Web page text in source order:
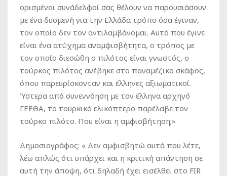
ορισμένοι συνάδελφοί σας θέλουν να παρουσιάσουν
με ένα δυσμενή για την Ελλάδα τρόπο όσα έγιναν,
τον οποίο δεν τον αντιλαμβάνομαι. Αυτό που έγινε
είναι ένα ατύχημα αναμφισβήτητα, ο τρόπος με
τον οποίο διεσώθη ο πιλότος είναι γνωστός, ο
τούρκος πιλότος ανέβηκε στο παναμέζικο σκάφος,
όπου παρευρίσκονταν και έλληνες αξιωματικοί.
Ύστερα από συνεννόηση με τον έλληνα αρχηγό
ΓΕΕΘΑ, το τουρκικό ελικόπτερο παρέλαβε τον
τούρκο πιλότο. Που είναι η αμφισβήτηση;»
Δημοσιογράφος: « Δεν αμφισβητώ αυτά που λέτε,
λέω απλώς ότι υπάρχει και η κριτική απάντηση σε
αυτή την άποψη, ότι δηλαδή έχει εισέλθει στο FIR